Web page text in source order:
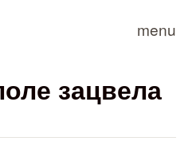
menu
зацвела